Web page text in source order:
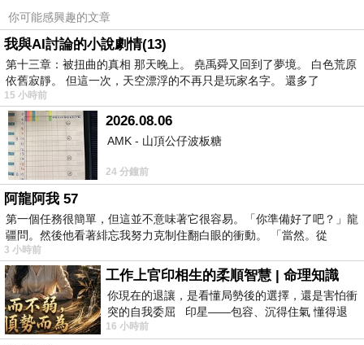
YYYY15858FREFGEF
你可能感興趣的文章
我與AI討論的小說劇情(13)
第十三章：被扭曲的真相 那天晚上。 堯禹舜又回到了夢境。 白色荒原
依舊寂靜。 但這一次，天空漂浮的不再只是玩家名字。 還多了
15 小時前
2026.08.06
AMK - 山頂公仔波板糖
24 分鐘前
阿龍阿我 57
第一個任務很簡單，但這並不意味著它很容易。「你準備好了吧？」龍
疆問。然後他看著緋忘我努力克制住翻白眼的衝動。 「當然。從
3 小時前
工作上官印相生的柔順智慧 | 命理知識
你現在的退讓，是看懂局勢後的選擇，還是害怕衝
突的自我委屈 印星——包容、沉得住氣 懂得退
一步觀察，不會
16 小時前